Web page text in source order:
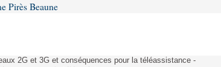
Pirès Beaune
2G et 3G et conséquences pour la téléassistance -